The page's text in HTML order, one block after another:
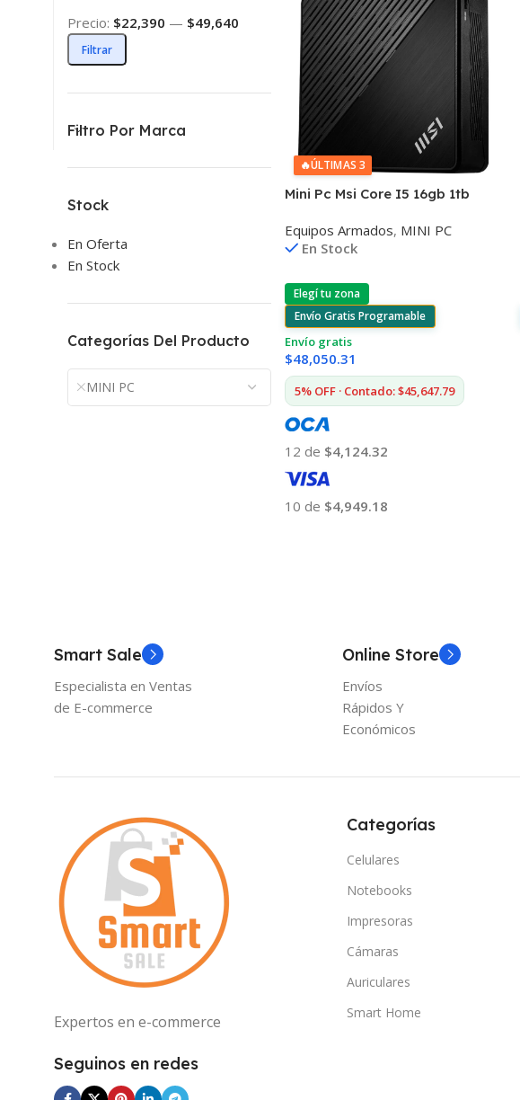
Filtrar
Precio: $22,390 — $49,640
Filtro Por Marca
Stock
En Oferta
En Stock
Categorías Del Producto
MINI PC
🔥ÚLTIMAS 3
Mini Pc Msi Core I5 16gb 1tb
Equipos Armados, MINI PC
En Stock
Elegí tu zona
Envío Gratis Programable
Envío gratis
$48,050.31
5% OFF · Contado: $45,647.79
12 de $4,124.32
10 de $4,949.18
Smart Sale
Especialista en Ventas
de E-commerce
Online Store
Envíos
Rápidos Y
Económicos
Expertos en e-commerce
Seguinos en redes
Categorías
Celulares
Notebooks
Impresoras
Cámaras
Auriculares
Smart Home